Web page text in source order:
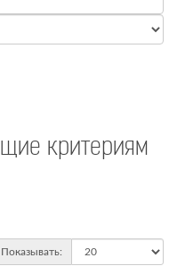
критериям
Показывать: